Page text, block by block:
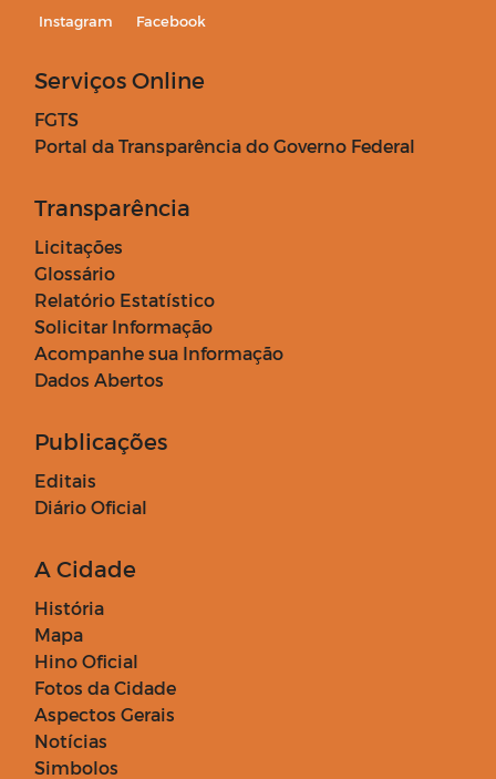
Instagram Facebook
Serviços Online
FGTS
Portal da Transparência do Governo Federal
Transparência
Licitações
Glossário
Relatório Estatístico
Solicitar Informação
Acompanhe sua Informação
Dados Abertos
Publicações
Editais
Diário Oficial
A Cidade
História
Mapa
Hino Oficial
Fotos da Cidade
Aspectos Gerais
Notícias
Simbolos